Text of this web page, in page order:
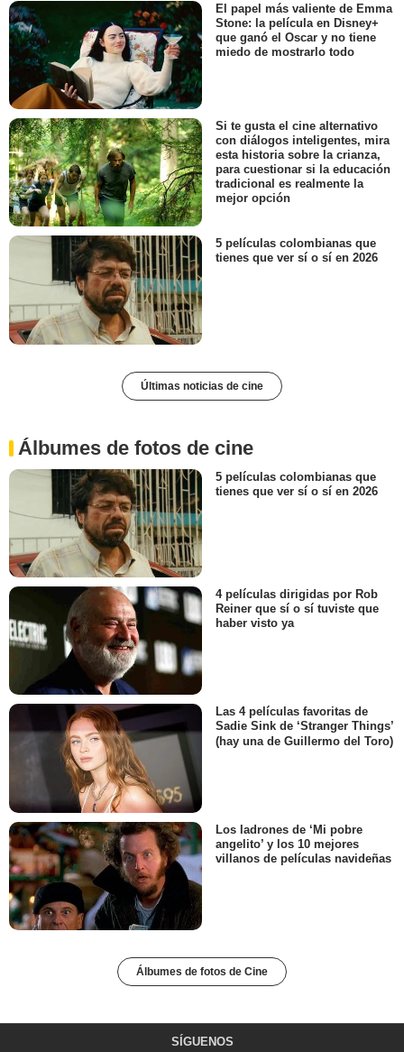
El papel más valiente de Emma
Stone: la película en Disney+
que ganó el Oscar y no tiene
miedo de mostrarlo todo
Si te gusta el cine alternativo
con diálogos inteligentes, mira
esta historia sobre la crianza,
para cuestionar si la educación
tradicional es realmente la
mejor opción
5 películas colombianas que
tienes que ver sí o sí en 2026
Últimas noticias de cine
Álbumes de fotos de cine
5 películas colombianas que
tienes que ver sí o sí en 2026
4 películas dirigidas por Rob
Reiner que sí o sí tuviste que
haber visto ya
Las 4 películas favoritas de
Sadie Sink de ‘Stranger Things’
(hay una de Guillermo del Toro)
Los ladrones de ‘Mi pobre
angelito’ y los 10 mejores
villanos de películas navideñas
Álbumes de fotos de Cine
SÍGUENOS